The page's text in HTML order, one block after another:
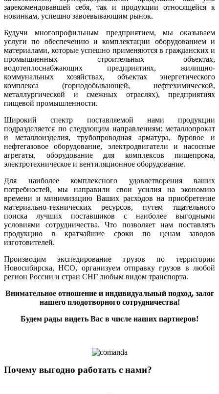
зарекомендовавшей себя, так и продукции относящейся к
новинкам, успешно завоевывающим рынок.
Будучи многопрофильным предприятием, мы оказываем
услуги по обеспечению и комплектации оборудованием и
материалами, которые успешно применяются в гражданских и
промышленных строительных объектах,
водотеплоснабжающих предприятиях, жилищно-
коммунальных хозяйствах, объектах энергетического
комплекса (горнодобывающей, нефтехимической,
металлургической и смежных отраслях), предприятиях
пищевой промышленности.
Широкий спектр поставляемой нами продукции
подразделяется по следующим направлениям: металлопрокат
и металлоизделия, трубопроводная арматура, буровое и
нефтегазовое оборудование, электродвигатели и насосные
агрегаты, оборудование для комплексов пищепрома,
электротехническое и вентиляционное оборудование.
Для наиболее комплексного удовлетворения ваших
потребностей, мы направили свои усилия на экономию
времени и минимизацию Ваших расходов на приобретение
материально-технических ресурсов, путем тщательного
поиска лучших поставщиков с наиболее выгодными
условиями сотрудничества. Что позволяет нам поставлять
продукцию в кратчайшие сроки по ценам заводов
изготовителей.
Производим экспедирование грузов по территории
Новосибирска, НСО, организуем отправку грузов в любой
регион России и стран СНГ любым видом транспорта.
Внимательное отношение и индивидуальный подход, залог
нашего плодотворного сотрудничества!
Будем рады видеть Вас в числе наших партнеров!
Почему выгодно работать с нами?